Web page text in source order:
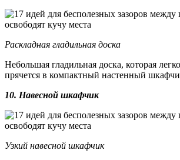
Раскладная гладильная доска
Небольшая гладильная доска, которая
прячется в компактный настенный
10. Навесной шкафчик
Узкий навесной шкафчик